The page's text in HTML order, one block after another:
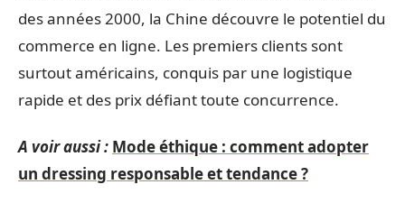
des années 2000, la Chine découvre le potentiel du
commerce en ligne. Les premiers clients sont
surtout américains, conquis par une logistique
rapide et des prix défiant toute concurrence.
A voir aussi : Mode éthique : comment adopter
un dressing responsable et tendance ?